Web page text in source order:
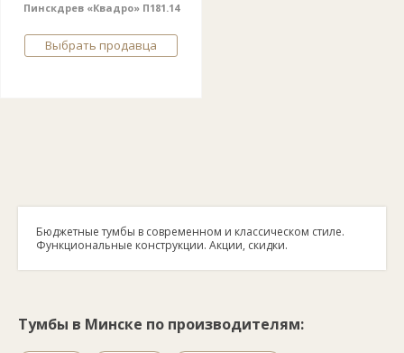
Пинскдрев «Квадро» П181.14
Выбрать продавца
Бюджетные тумбы в современном и классическом стиле.
Функциональные конструкции. Акции, скидки.
Тумбы в Минске по производителям: